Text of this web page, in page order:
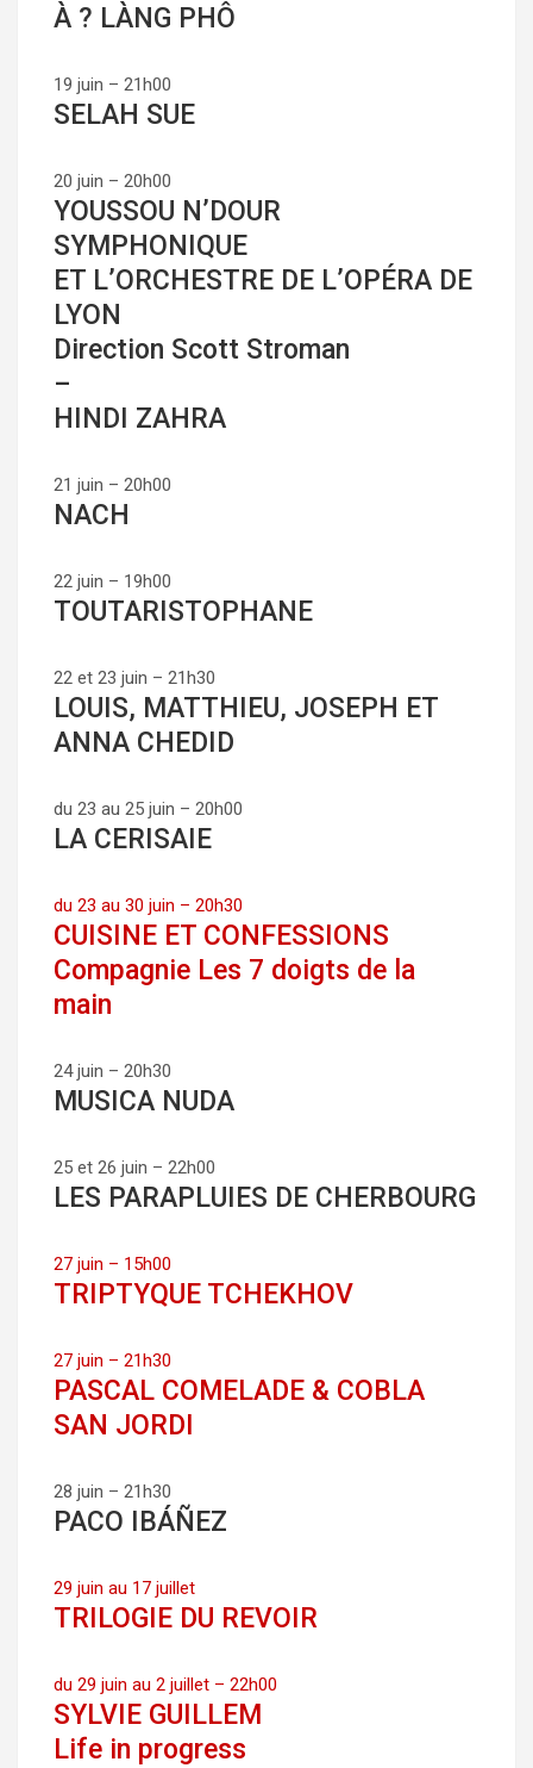
À ? LÀNG PHÔ
19 juin – 21h00
SELAH SUE
20 juin – 20h00
YOUSSOU N’DOUR
SYMPHONIQUE
ET L’ORCHESTRE DE L’OPÉRA DE
LYON
Direction Scott Stroman
–
HINDI ZAHRA
21 juin – 20h00
NACH
22 juin – 19h00
TOUTARISTOPHANE
22 et 23 juin – 21h30
LOUIS, MATTHIEU, JOSEPH ET
ANNA CHEDID
du 23 au 25 juin – 20h00
LA CERISAIE
du 23 au 30 juin – 20h30
CUISINE ET CONFESSIONS
Compagnie Les 7 doigts de la
main
24 juin – 20h30
MUSICA NUDA
25 et 26 juin – 22h00
LES PARAPLUIES DE CHERBOURG
27 juin – 15h00
TRIPTYQUE TCHEKHOV
27 juin – 21h30
PASCAL COMELADE & COBLA
SAN JORDI
28 juin – 21h30
PACO IBÁÑEZ
29 juin au 17 juillet
TRILOGIE DU REVOIR
du 29 juin au 2 juillet – 22h00
SYLVIE GUILLEM
Life in progress